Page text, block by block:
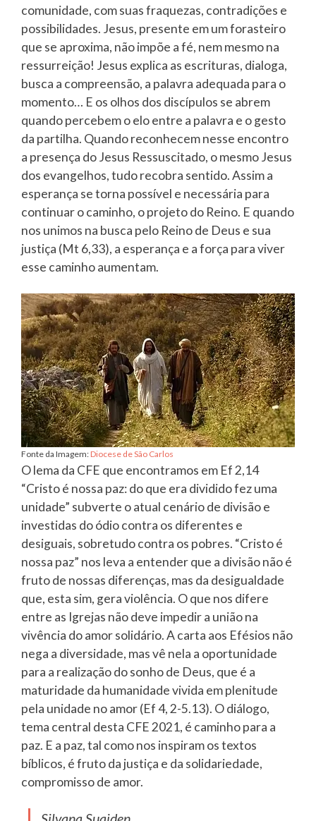
comunidade, com suas fraquezas, contradições e
possibilidades. Jesus, presente em um forasteiro
que se aproxima, não impõe a fé, nem mesmo na
ressurreição! Jesus explica as escrituras, dialoga,
busca a compreensão, a palavra adequada para o
momento… E os olhos dos discípulos se abrem
quando percebem o elo entre a palavra e o gesto
da partilha. Quando reconhecem nesse encontro
a presença do Jesus Ressuscitado, o mesmo Jesus
dos evangelhos, tudo recobra sentido. Assim a
esperança se torna possível e necessária para
continuar o caminho, o projeto do Reino. E quando
nos unimos na busca pelo Reino de Deus e sua
justiça (Mt 6,33), a esperança e a força para viver
esse caminho aumentam.
Fonte da Imagem:Diocese de São Carlos
O lema da CFE que encontramos em Ef 2,14
“Cristo é nossa paz: do que era dividido fez uma
unidade” subverte o atual cenário de divisão e
investidas do ódio contra os diferentes e
desiguais, sobretudo contra os pobres. “Cristo é
nossa paz” nos leva a entender que a divisão não é
fruto de nossas diferenças, mas da desigualdade
que, esta sim, gera violência. O que nos difere
entre as Igrejas não deve impedir a união na
vivência do amor solidário. A carta aos Efésios não
nega a diversidade, mas vê nela a oportunidade
para a realização do sonho de Deus, que é a
maturidade da humanidade vivida em plenitude
pela unidade no amor (Ef 4, 2-5.13). O diálogo,
tema central desta CFE 2021, é caminho para a
paz. E a paz, tal como nos inspiram os textos
bíblicos, é fruto da justiça e da solidariedade,
compromisso de amor.